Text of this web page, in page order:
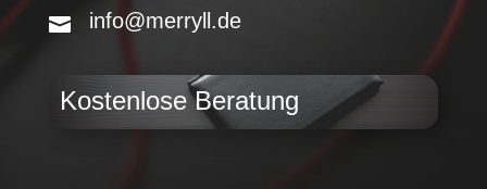
info@merryll.de
Kostenlose Beratung